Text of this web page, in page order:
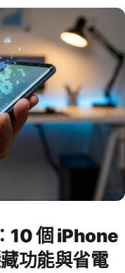
10 個 iPhone
功能與省電